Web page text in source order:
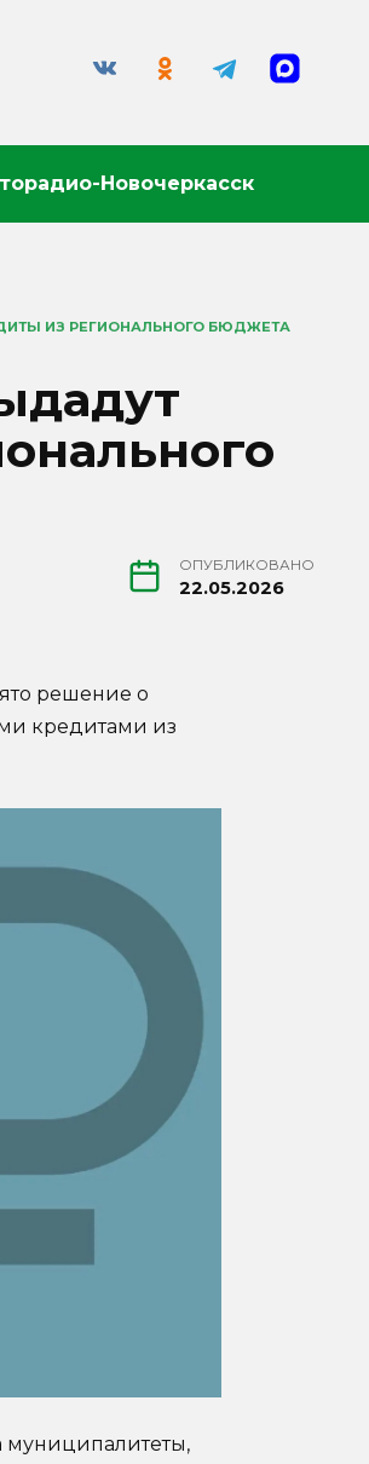
Новочеркасск
ИЗ РЕГИОНАЛЬНОГО БЮДЖЕТА
ОПУБЛИКОВАНО
22.05.2026
решение о
кредитами из
муниципалитеты,